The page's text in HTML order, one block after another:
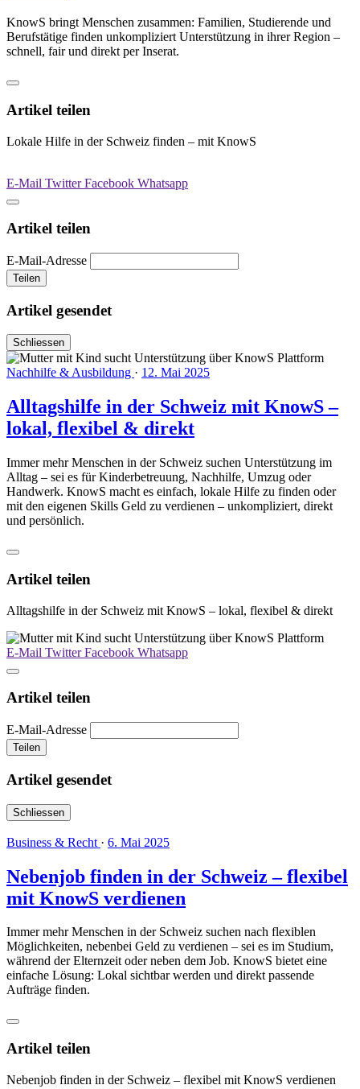
KnowS bringt Menschen zusammen: Familien, Studierende und
Berufstätige finden unkompliziert Unterstützung in ihrer Region –
schnell, fair und direkt per Inserat.
Artikel teilen
Lokale Hilfe in der Schweiz finden – mit KnowS
E-Mail TwitterFacebook Whatsapp
Artikel teilen
E-Mail-Adresse
Teilen
Artikel gesendet
Schliessen
Nachhilfe & Ausbildung · 12. Mai 2025
Alltagshilfe in der Schweiz mit KnowS –
lokal, flexibel & direkt
Immer mehr Menschen in der Schweiz suchen Unterstützung im
Alltag – sei es für Kinderbetreuung, Nachhilfe, Umzug oder
Handwerk. KnowS macht es einfach, lokale Hilfe zu finden oder
mit den eigenen Skills Geld zu verdienen – unkompliziert, direkt
und persönlich.
Artikel teilen
Alltagshilfe in der Schweiz mit KnowS – lokal, flexibel & direkt
E-Mail TwitterFacebook Whatsapp
Artikel teilen
E-Mail-Adresse
Teilen
Artikel gesendet
Schliessen
Business & Recht · 6. Mai 2025
Nebenjob finden in der Schweiz – flexibel
mit KnowS verdienen
Immer mehr Menschen in der Schweiz suchen nach flexiblen
Möglichkeiten, nebenbei Geld zu verdienen – sei es im Studium,
während der Elternzeit oder neben dem Job. KnowS bietet eine
einfache Lösung: Lokal sichtbar werden und direkt passende
Aufträge finden.
Artikel teilen
Nebenjob finden in der Schweiz – flexibel mit KnowS verdienen